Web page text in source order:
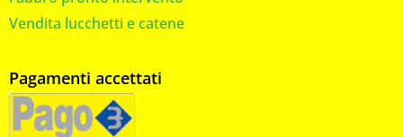
Vendita lucchetti e catene
Pagamenti accettati